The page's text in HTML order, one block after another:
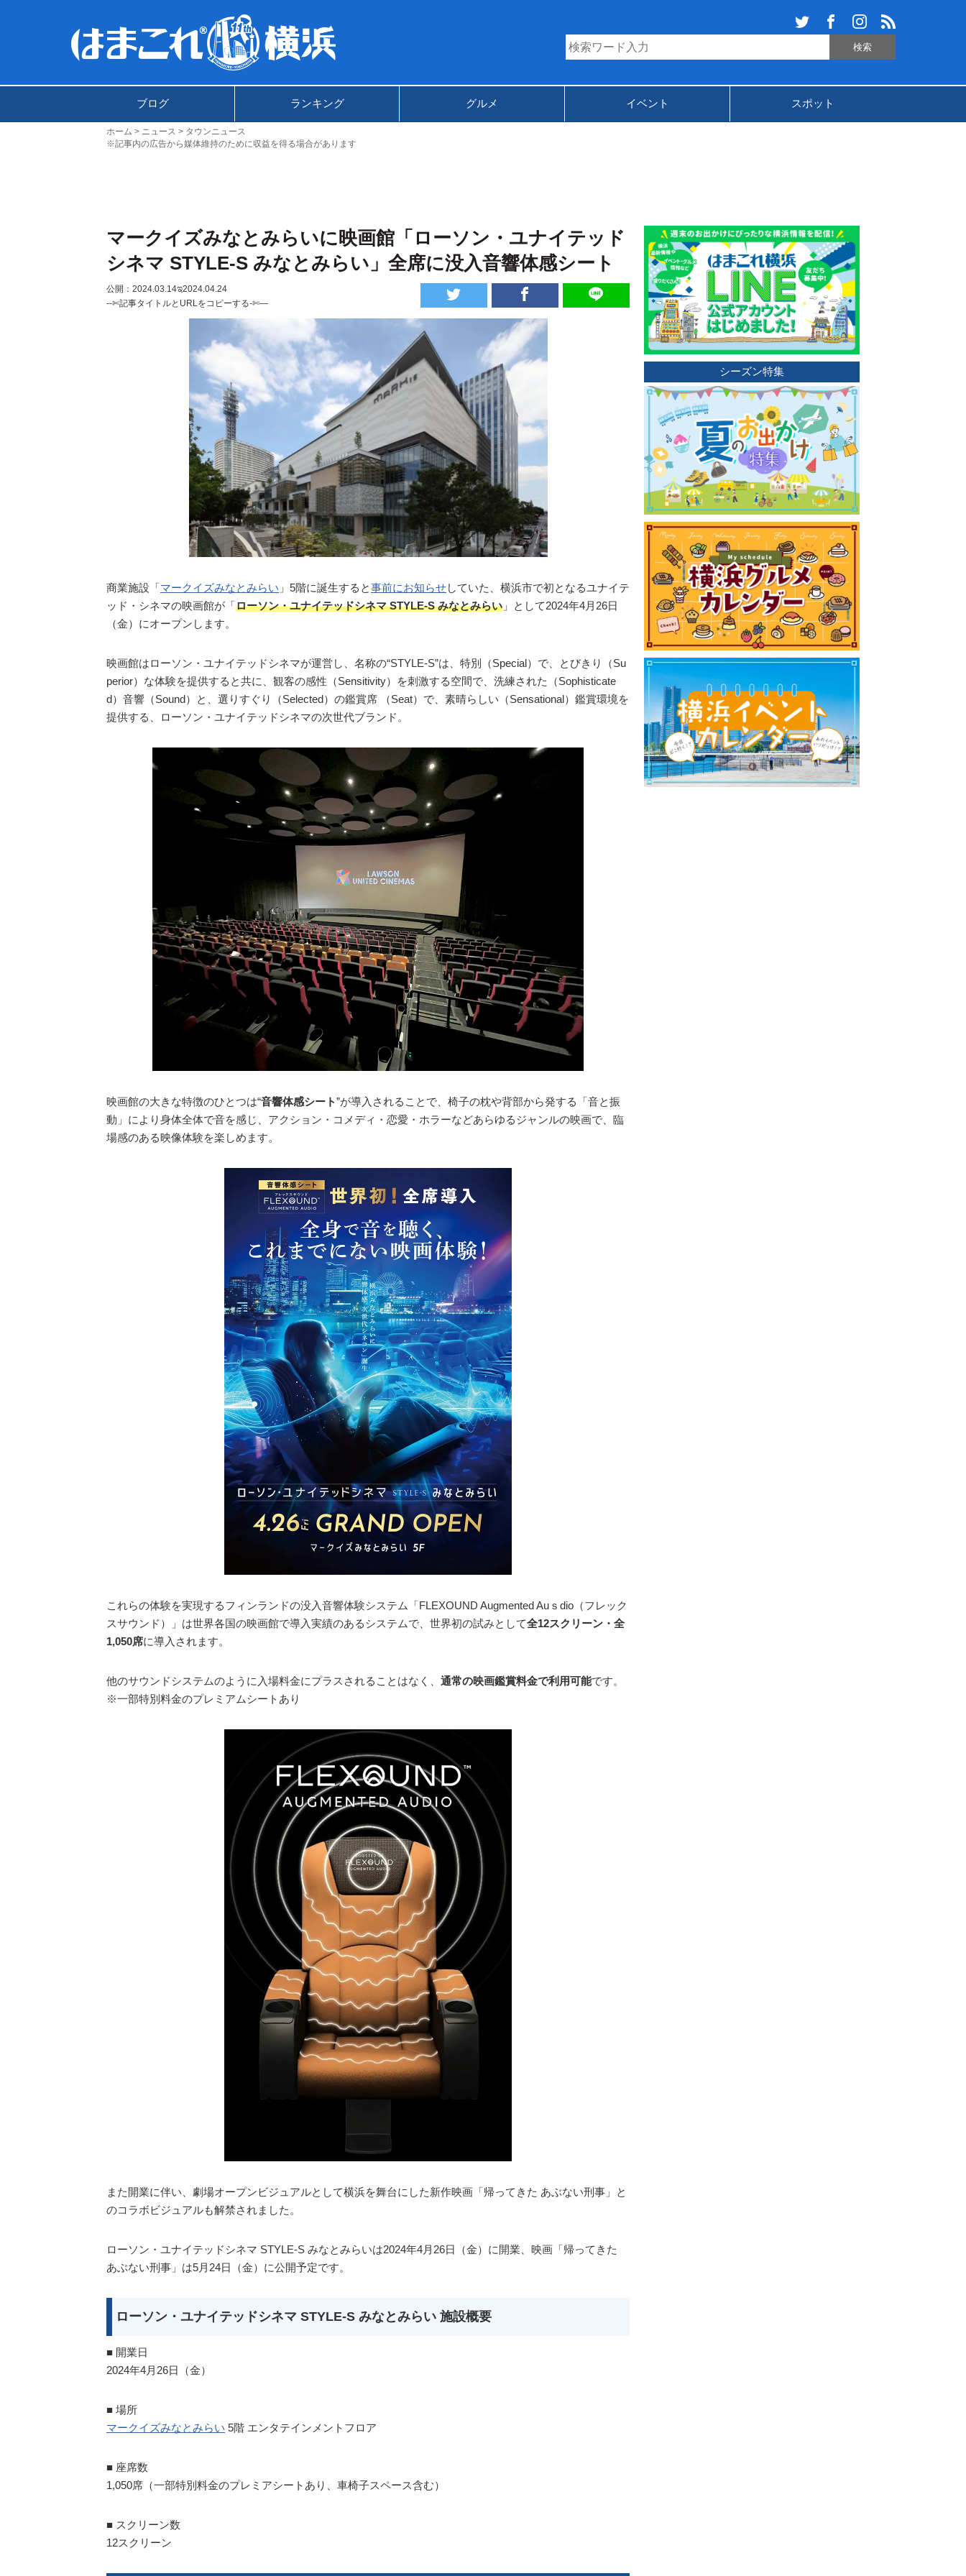
ブログ ランキング グルメ イベント スポット
ホーム ニュース
タウンニュース
※記事内の広告から媒体維持のために収益を得る場合があります
マークイズみなとみらいに映画館「ローソン・ユナイテッド
シネマ STYLE-S みなとみらい」全席に没入音響体感シート
公開：2024.03.14ಇ2024.04.24
--✄記事タイトルとURLをコピーする-✄—
商業施設「マークイズみなとみらい 」5階に誕生すると事前にお知らせしていた、横浜市で初となるユナイテ
ッド・シネマの映画館が「ローソン・ユナイテッドシネマ STYLE-S みなとみらい 」として2024年4月26日
（金）にオープンします。
映画館はローソン・ユナイテッドシネマが運営し、名称の“STYLE-S”は、特別（Special）で、とびきり（Su
perior）な体験を提供すると共に、観客の感性（Sensitivity）を刺激する空間で、洗練された（Sophisticate
d）音響（Sound）と、選りすぐり（Selected）の鑑賞席 （Seat）で、素晴らしい（Sensational）鑑賞環境を
提供する、ローソン・ユナイテッドシネマの次世代ブランド。
映画館の大きな特徴のひとつは“音響体感シート”が導入されることで、椅子の枕や背部から発する「音と振
動」により身体全体で音を感じ、アクション・コメディ・恋愛・ホラーなどあらゆるジャンルの映画で、臨
場感のある映像体験を楽しめます。
これらの体験を実現するフィンランドの没入音響体験システム「FLEXOUND Augmented Auｓdio（フレック
スサウンド）」は世界各国の映画館で導入実績のあるシステムで、世界初の試みとして全12スクリーン・全
1,050席に導入されます。
他のサウンドシステムのように入場料金にプラスされることはなく、 通常の映画鑑賞料金で利用可能です。
※一部特別料金のプレミアムシートあり
また開業に伴い、劇場オープンビジュアルとして横浜を舞台にした新作映画「帰ってきた あぶない刑事」と
のコラボビジュアルも解禁されました。
ローソン・ユナイテッドシネマ STYLE-S みなとみらいは2024年4月26日（金）に開業、映画「帰ってきた
あぶない刑事」は5月24日（金）に公開予定です。
ローソン・ユナイテッドシネマ STYLE-S みなとみらい 施設概要
■ 開業日
2024年4月26日（金）
■ 場所
マークイズみなとみらい 5階 エンタテインメントフロア
■ 座席数
1,050席（一部特別料金のプレミアシートあり、車椅子スペース含む）
■ スクリーン数
12スクリーン
シーズン特集